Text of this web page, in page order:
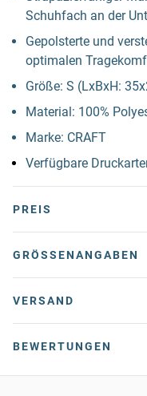
Schuhfach an der
Gepolsterte und
optimalen
Größe: S (LxBxH:
Material: 100%
Marke: CRAFT
Verfügbare
PREIS
GRÖSSENANGABEN
VERSAND
BEWERTUNGEN